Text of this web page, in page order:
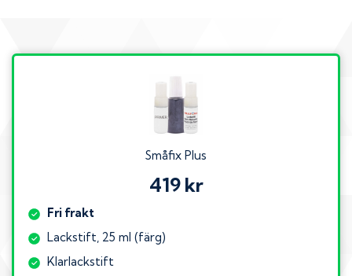
Småfix Plus
419 kr
Fri frakt
Lackstift, 25 ml (färg)
Klarlackstift